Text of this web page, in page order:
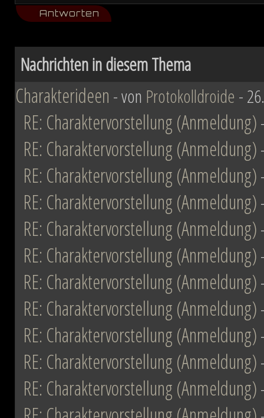
ihn mit der Einnahme von
sichert sich Vesperum die Loyalität
Vernichtung aller Dissidenten und
Düstere Zeiten ziehen auf.
Schlacht von Endor noch den
nun in weiter Ferne. Der Entscheid
fallen und niemand vermag auch
Planeten aussehen wird....
Antworten
Nachrichten in diesem Thema
Charakterideen - von Protokolldroide -
RE: Charaktervorstellung (Anmeldung)
RE: Charaktervorstellung (Anmeldung)
RE: Charaktervorstellung (Anmeldung)
RE: Charaktervorstellung (Anmeldung)
RE: Charaktervorstellung (Anmeldung)
RE: Charaktervorstellung (Anmeldung)
RE: Charaktervorstellung (Anmeldung)
RE: Charaktervorstellung (Anmeldung)
RE: Charaktervorstellung (Anmeldung)
RE: Charaktervorstellung (Anmeldung)
RE: Charaktervorstellung (Anmeldung)